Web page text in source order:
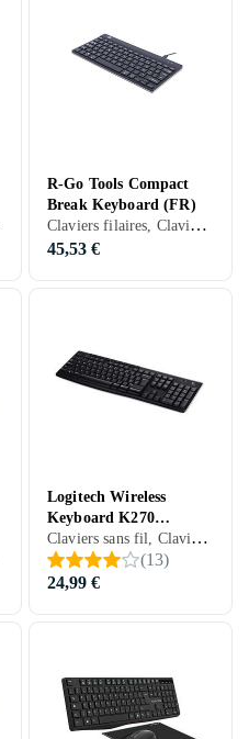
R-Go Tools Compact
Break Keyboard (FR)
Claviers filaires, Claviers ergonomiques, Scissor switch , Français, PC, Mac, TKL (tenkeyless/kompakt)
45,53 €
Logitech Wireless
Keyboard K270
(Nordique)
Claviers sans fil, Claviers gaming, Claviers ergonomiques, Dome switch, Nordique, PC, Standard
(13)
24,99 €